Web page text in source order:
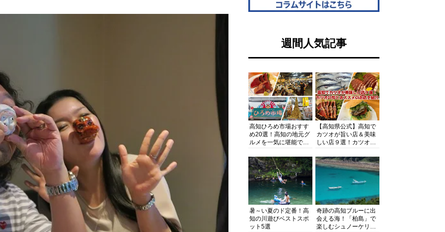
週間人気記事
高知ひろめ市場おすす
め20選！高知の地元グ
ルメを一気に堪能でき
底解剖
【高知県公式】高知で
カツオが旨い店＆美味
しい店９選！カツオの
紹介
暑～い夏のド定番！高
知の川遊びベストスポ
ット5選
奇跡の高知ブルーに出
会える海！「柏島」で
楽しむシュノーケリン